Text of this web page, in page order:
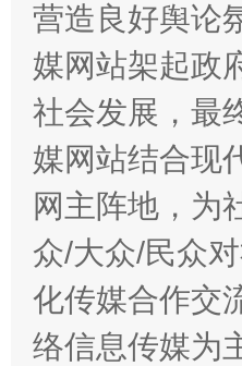
这是一记警钟！
在谋一域中谋全
营造良好舆论
媒网站架起政
社会发展，最
媒网站结合现
网主阵地，为
众/大众/民众
化传媒合作交
络信息传媒为